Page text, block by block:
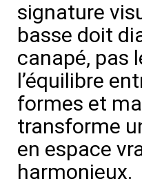
signature
basse doit
canapé, pas
l’équilibre
formes et
transforme
en espace
harmonieux.